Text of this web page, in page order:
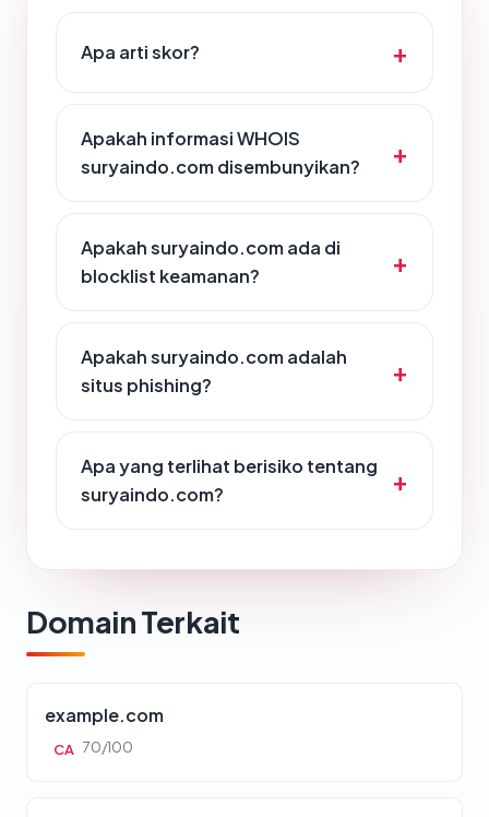
Apa arti skor?
Apakah informasi WHOIS
suryaindo.com disembunyikan?
Apakah suryaindo.com ada di
blocklist keamanan?
Apakah suryaindo.com adalah
situs phishing?
Apa yang terlihat berisiko tentang
suryaindo.com?
Domain Terkait
example.com
CA 70/100